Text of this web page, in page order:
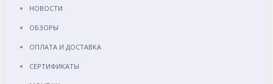
НОВОСТИ
ОБЗОРЫ
ОПЛАТА И ДОСТАВКА
СЕРТИФИКАТЫ